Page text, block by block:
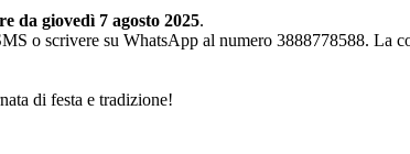
da giovedì 7 agosto 2025.
o scrivere su WhatsApp al numero 3888778588. La
di festa e tradizione!